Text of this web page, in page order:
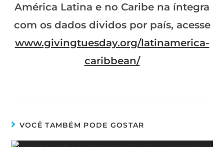
América Latina e no Caribe na íntegra
com os dados dividos por país, acesse
www.givingtuesday.org/latinamerica-
caribbean/
VOCÊ TAMBÉM PODE GOSTAR